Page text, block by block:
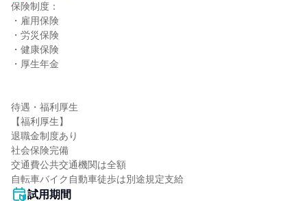
保険制度：
・雇用保険
・労災保険
・健康保険
・厚生年金
待遇・福利厚生
【福利厚生】
退職金制度あり
社会保険完備
交通費公共交通機関は全額
自転車バイク自動車徒歩は別途規定支給
試用期間